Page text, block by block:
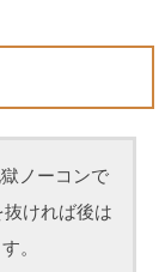
ノーコンで
ければ後は
。